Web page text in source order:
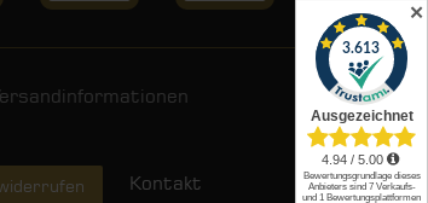
Kontakt
✕